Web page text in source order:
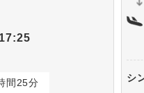
間25分 シ